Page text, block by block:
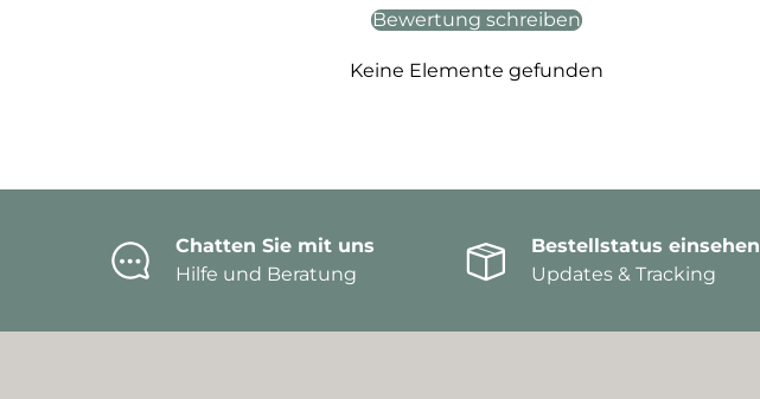
Bewertung schreiben
Keine Elemente gefunden
Chatten Sie mit uns
Hilfe und Beratung
Bestellstatus einsehen
Updates & Tracking